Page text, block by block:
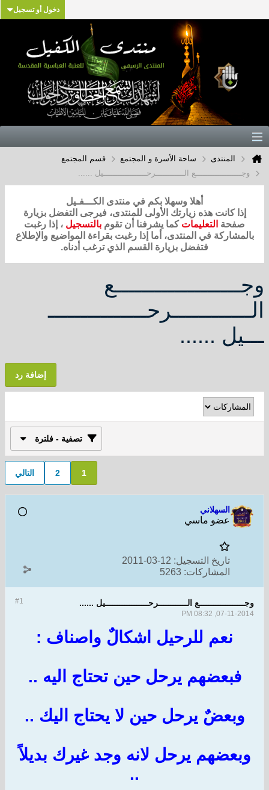
دخول أو تسجيل
المنتدى ساحة الأسرة و المجتمع
قسم المجتمع
وجـــــــــــــــــــع الــــــــــــرحــــــــــــــــــيل ......
أهلا وسهلا بكم في منتدى الكـــفـيل
إذا كانت هذه زيارتك الأولى للمنتدى، فيرجى التفضل بزيارة
صفحة التعليمات كما يشرفنا أن تقوم بالتسجيل ، إذا رغبت
بالمشاركة في المنتدى، أما إذا رغبت بقراءة المواضيع والإطلاع
فتفضل بزيارة القسم الذي ترغب أدناه.
وجـــــــــــــــــــع
الــــــــــــرحـــــــــــــــ
ـــيل ......
إضافة رد
تصفية - فلترة
1
2 التالي
السهلاني
عضو ماسي
تاريخ التسجيل: 12-03-2011
المشاركات: 5263
#1 وجـــــــــــــــــــع الــــــــــــرحــــــــــــــــــيل ......
07-11-2014, 08:32 PM
نعم للرحيل اشكالٌ واصناف :
فبعضهم يرحل حين تحتاج اليه ..
وبعضٌ يرحل حين لا يحتاج اليك ..
وبعضهم يرحل لانه وجد غيرك بديلاً
..